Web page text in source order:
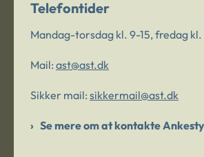
Telefontider
Mandag-torsdag kl. 9-15, fredag kl.
Mail: ast@ast.dk
Sikker mail: sikkermail@ast.dk
Se mere om at kontakte